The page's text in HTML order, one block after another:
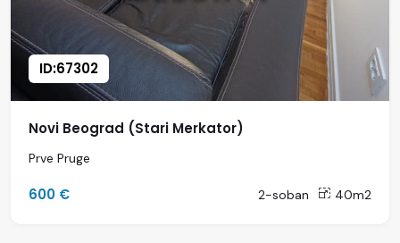
ID:67302
Novi Beograd (Stari Merkator)
Prve Pruge
600 € 2-soban 40m2